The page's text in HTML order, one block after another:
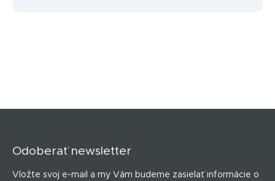
Odoberať newsletter
Vložte svoj e-mail a my Vám budeme zasielať informácie o